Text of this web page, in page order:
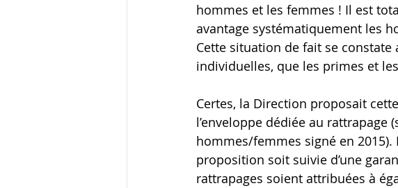
hommes et les femmes ! Il est
avantage systématiquement les
Cette situation de fait se
individuelles, que les primes et
Certes, la Direction proposait
l’enveloppe dédiée au rattrapage
hommes/femmes signé en
proposition soit suivie d’une
rattrapages soient attribuées à